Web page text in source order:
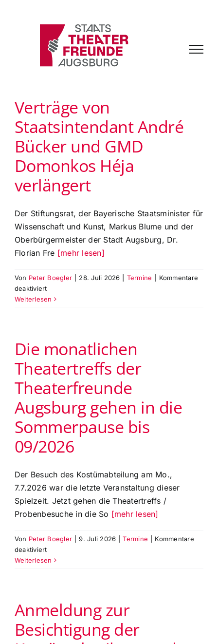
Verträge von
Staatsintendant André
Bücker und GMD
Domonkos Héja
verlängert
Der Stiftungsrat, der Bayerische Staatsminister für
Wissenschaft und Kunst, Markus Blume und der
Oberbürgermeister der Stadt Augsburg, Dr.
Florian Fre [mehr lesen]
Von Peter Boegler 28. Juli 2026 Termine
Kommentare
deaktiviertfür
Verträge
und
GMD
Domonkos
Héja
verlängert
Weiterlesen
Die monatlichen
Theatertreffs der
Theaterfreunde
Augsburg gehen in die
Sommerpause bis
09/2026
Der Besuch des Kostümabteilung am Mo.,
7.7.2026 war die letzte Veranstaltung dieser
Spielzeit. Jetzt gehen die Theatertreffs /
Probenbesuche in die So [mehr lesen]
Von Peter Boegler 9. Juli 2026 Termine
Kommentare
deaktiviertfür
Die
Theaterfreunde
Augsburg
gehen
in
Weiterlesen
Anmeldung zur
Besichtigung der